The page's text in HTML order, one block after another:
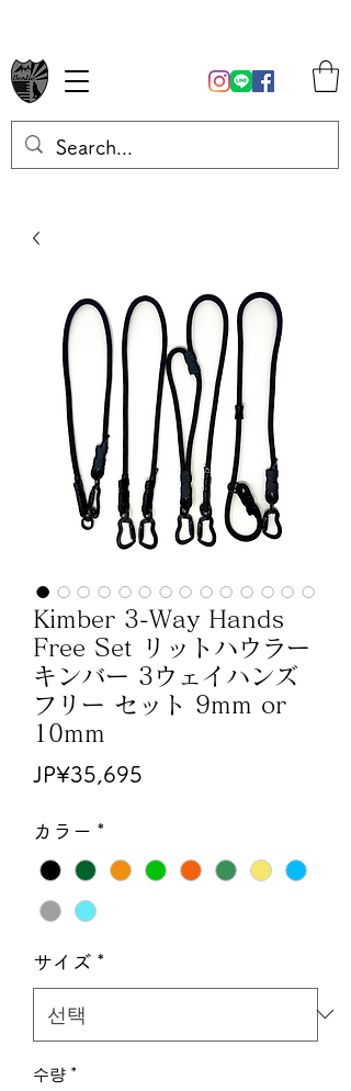
Kimber 3-Way Hands
Free Set リットハウラー
キンバー 3ウェイハンズ
フリー セット 9mm or
10mm
JP¥35,695
カラー *
サイズ *
수량 *